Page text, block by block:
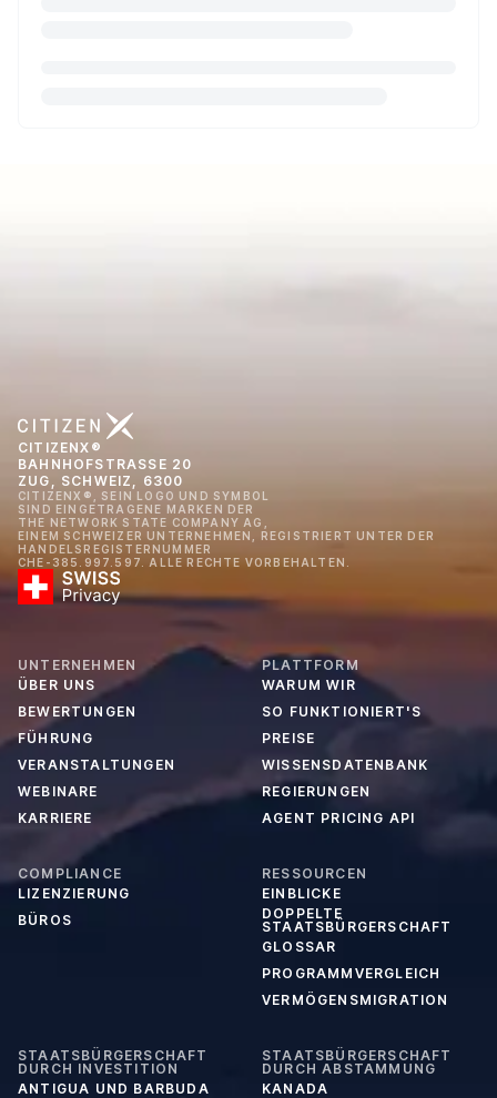
CITIZENX®
BAHNHOFSTRASSE 20
ZUG, SCHWEIZ, 6300
CITIZENX®, SEIN LOGO UND SYMBOL
SIND EINGETRAGENE MARKEN DER
THE NETWORK STATE COMPANY AG,
EINEM SCHWEIZER UNTERNEHMEN, REGISTRIERT UNTER DER
HANDELSREGISTERNUMMER
CHE-385.997.597. ALLE RECHTE VORBEHALTEN.
UNTERNEHMEN
ÜBER UNS
BEWERTUNGEN
FÜHRUNG
VERANSTALTUNGEN
WEBINARE
KARRIERE
PLATTFORM
WARUM WIR
SO FUNKTIONIERT'S
PREISE
WISSENSDATENBANK
REGIERUNGEN
AGENT PRICING API
COMPLIANCE
LIZENZIERUNG
BÜROS
RESSOURCEN
EINBLICKE
DOPPELTE
STAATSBÜRGERSCHAFT
GLOSSAR
PROGRAMMVERGLEICH
VERMÖGENSMIGRATION
STAATSBÜRGERSCHAFT
DURCH INVESTITION
ANTIGUA UND BARBUDA
STAATSBÜRGERSCHAFT
DURCH ABSTAMMUNG
KANADA